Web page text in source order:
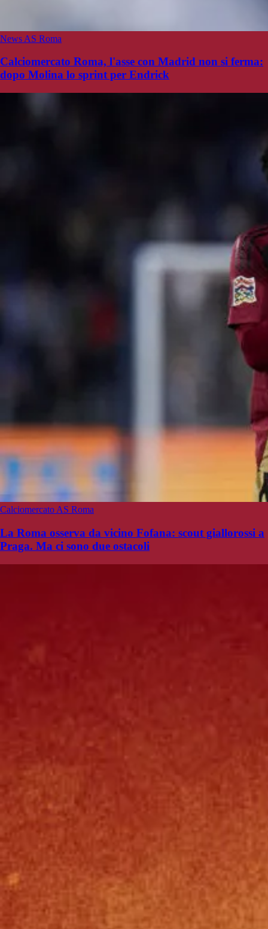
News AS Roma
Calciomercato Roma, l'asse con Madrid non si ferma:
dopo Molina lo sprint per Endrick
Calciomercato AS Roma
La Roma osserva da vicino Fofana: scout giallorossi a
Praga. Ma ci sono due ostacoli